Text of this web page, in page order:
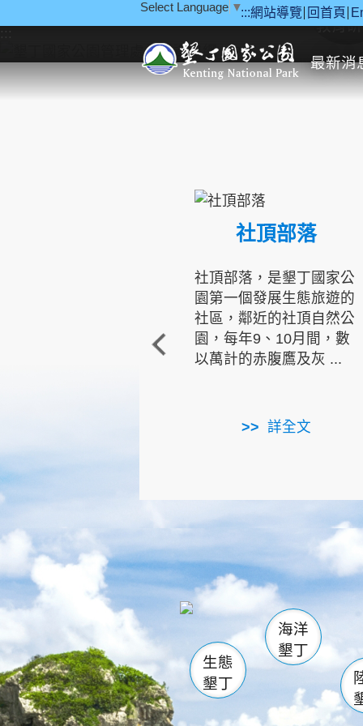
:::網站導覽 回首頁
Select Language ▼
最新消
::: 教育
社頂部落
社頂部落，是墾丁國家公
園第一個發展生態旅遊的
社區，鄰近的社頂自然公
園，每年9、10月間，數
以萬計的赤腹鷹及灰 ...
詳全文
龜山 海生館
恆春
龍鑾潭自
瓊麻館
關山
白砂
生態
墾丁
海洋
墾丁